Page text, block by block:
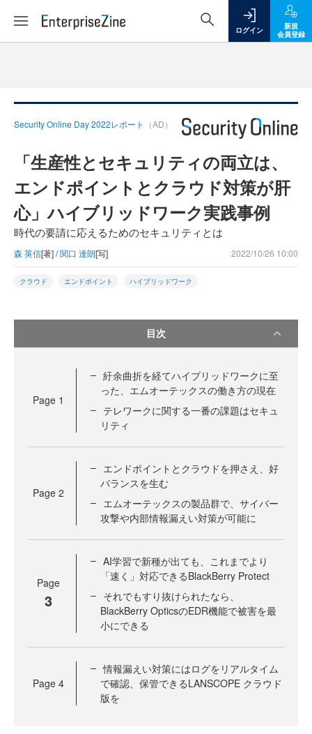
ログイン
新規
会員登録
Security Online Day 2022レポート （AD）
「生産性とセキュリティの両立は、
エンドポイントとクラウド対策が肝
心」ハイブリッドワーク実践事例
時代の要請に応えるためのセキュリティとは
森 英信[著] /関口 達朗[写] 2022/10/26 10:00
クラウド エンドポイント ハイブリッドワーク
目次
Page 1
紆余曲折を経てハイブリッドワークに至
った、エムオーテックスの働き方の現在
テレワークに関する一番の課題はセキュ
リティ
Page 2
エンドポイントとクラウドを押さえ、好
バランスを生む
エムオーテックスの製品群で、サイバー
攻撃や内部情報漏えい対策が可能に
Page
3
AI学習で新種が出ても、これまでより
「速く」対応できるBlackBerry Protect
それでもすり抜けられたなら、
BlackBerry OpticsのEDR機能で被害を最
小にできる
Page 4
情報漏えい対策にはログをリアルタイム
で確認、保管できるLANSCOPE クラウド
版を